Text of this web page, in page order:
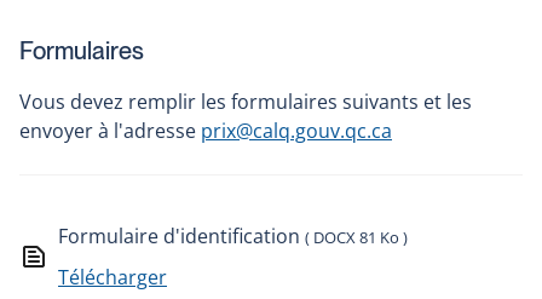
Formulaires
Vous devez remplir les formulaires suivants et les
envoyer à l'adresse prix@calq.gouv.qc.ca
Formulaire d'identification ( DOCX 81 Ko )
Télécharger